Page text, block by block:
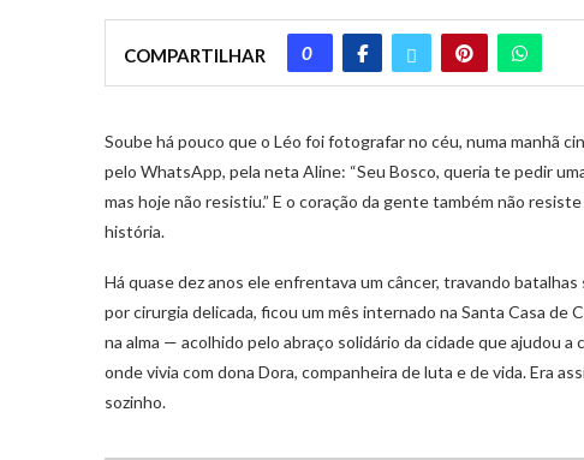
COMPARTILHAR 0
Soube há pouco que o Léo foi fotografar no céu, numa manhã
pelo WhatsApp, pela neta Aline: “Seu Bosco, queria te pedir
mas hoje não resistiu.” E o coração da gente também não
história.
Há quase dez anos ele enfrentava um câncer, travando
por cirurgia delicada, ficou um mês internado na Santa Casa
na alma — acolhido pelo abraço solidário da cidade que ajudou
onde vivia com dona Dora, companheira de luta e de vida. Era
sozinho.